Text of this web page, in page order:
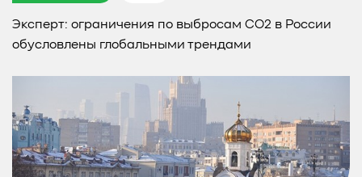
Эксперт: ограничения по выбросам СО2 в России
обусловлены глобальными трендами